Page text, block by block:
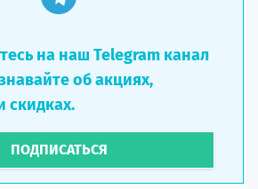
на наш Telegram канал
об акциях,
скидках.
ПОДПИСАТЬСЯ